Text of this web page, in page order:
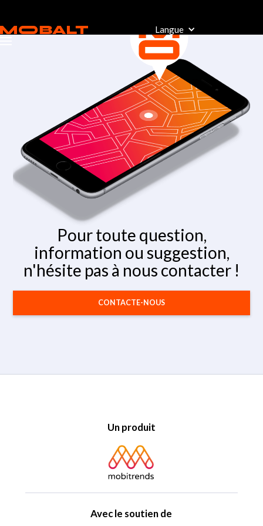
Langue
Pour toute question,
information ou suggestion,
n'hésite pas à nous contacter !
CONTACTE-NOUS
Avec le soutien de
Un produit